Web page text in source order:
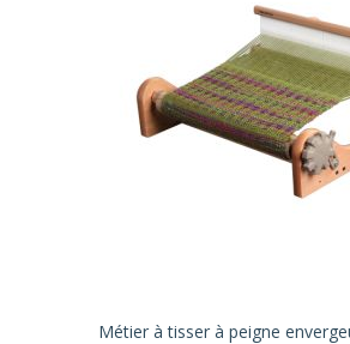
Métier à tisser à peigne